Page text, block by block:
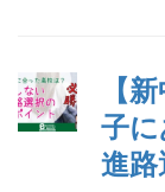
【
子
進路